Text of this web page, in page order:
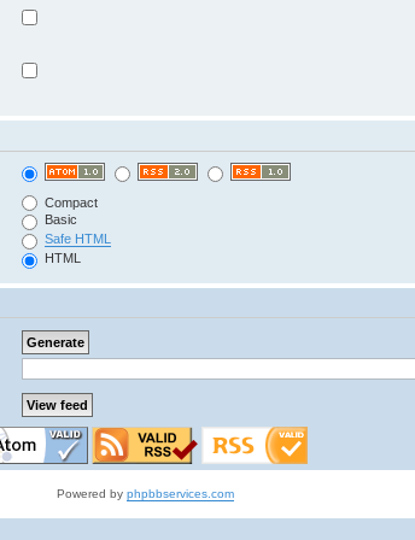
Compact
Basic
Safe HTML
HTML
Powered by phpbbservices.com